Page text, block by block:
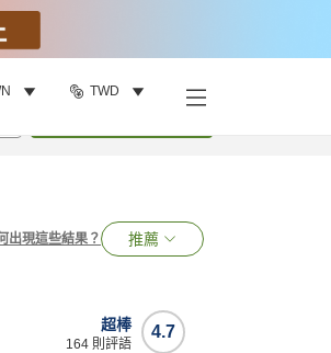
TWD
出現這些結果？ 推薦
4.7
超棒
164 則評語